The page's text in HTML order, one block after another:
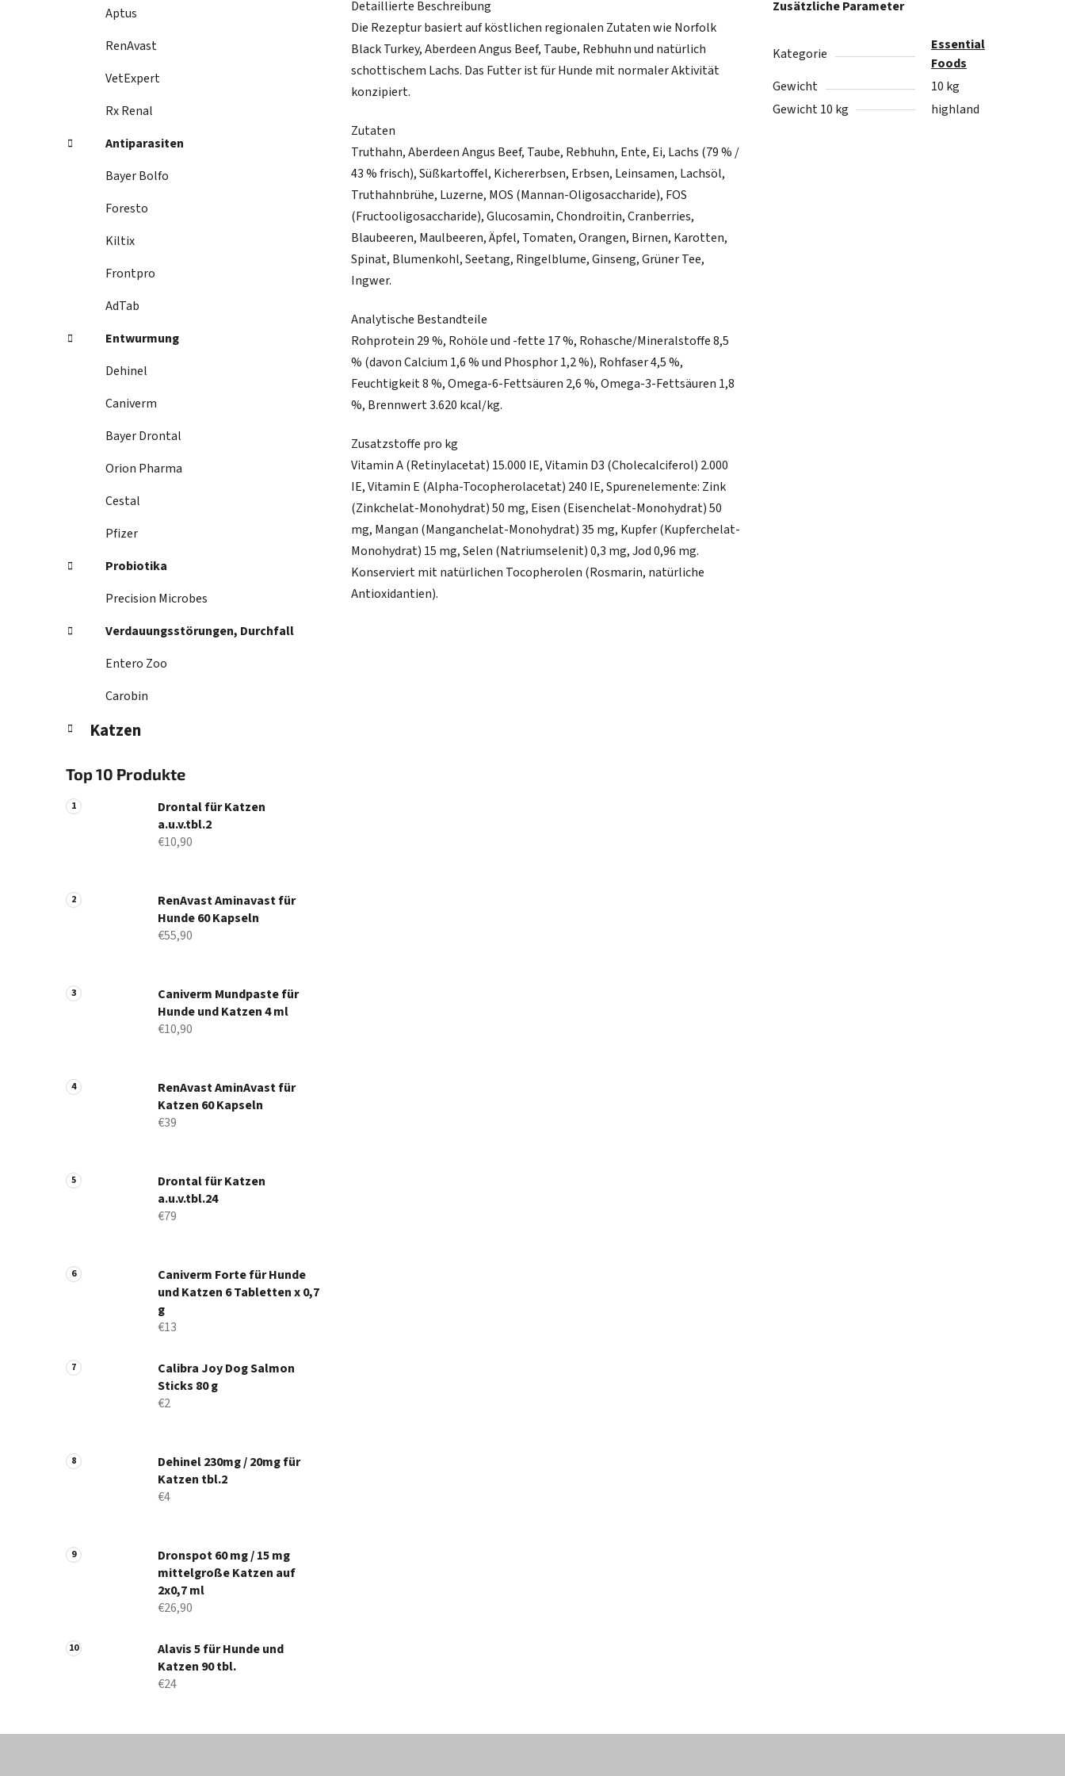
Aptus
RenAvast
VetExpert
Rx Renal
Antiparasiten
Bayer Bolfo
Foresto
Kiltix
Frontpro
AdTab
Entwurmung
Dehinel
Caniverm
Bayer Drontal
Orion Pharma
Cestal
Pfizer
Probiotika
Precision Microbes
Verdauungsstörungen, Durchfall
Entero Zoo
Carobin
Katzen
Top 10 Produkte
Drontal für Katzen
a.u.v.tbl.2
€10,90
RenAvast Aminavast für
Hunde 60 Kapseln
€55,90
Caniverm Mundpaste für
Hunde und Katzen 4 ml
€10,90
RenAvast AminAvast für
Katzen 60 Kapseln
€39
Drontal für Katzen
a.u.v.tbl.24
€79
Caniverm Forte für Hunde
und Katzen 6 Tabletten x 0,7
g
€13
Calibra Joy Dog Salmon
Sticks 80 g
€2
Dehinel 230mg / 20mg für
Katzen tbl.2
€4
Dronspot 60 mg / 15 mg
mittelgroße Katzen auf
2x0,7 ml
€26,90
Alavis 5 für Hunde und
Katzen 90 tbl.
€24
Detaillierte Beschreibung
Die Rezeptur basiert auf köstlichen regionalen Zutaten wie Norfolk
Black Turkey, Aberdeen Angus Beef, Taube, Rebhuhn und natürlich
schottischem Lachs. Das Futter ist für Hunde mit normaler Aktivität
konzipiert.
Zutaten
Truthahn, Aberdeen Angus Beef, Taube, Rebhuhn, Ente, Ei, Lachs (79 % /
43 % frisch), Süßkartoffel, Kichererbsen, Erbsen, Leinsamen, Lachsöl,
Truthahnbrühe, Luzerne, MOS (Mannan-Oligosaccharide), FOS
(Fructooligosaccharide), Glucosamin, Chondroitin, Cranberries,
Blaubeeren, Maulbeeren, Äpfel, Tomaten, Orangen, Birnen, Karotten,
Spinat, Blumenkohl, Seetang, Ringelblume, Ginseng, Grüner Tee,
Ingwer.
Analytische Bestandteile
Rohprotein 29 %, Rohöle und -fette 17 %, Rohasche/Mineralstoffe 8,5
% (davon Calcium 1,6 % und Phosphor 1,2 %), Rohfaser 4,5 %,
Feuchtigkeit 8 %, Omega-6-Fettsäuren 2,6 %, Omega-3-Fettsäuren 1,8
%, Brennwert 3.620 kcal/kg.
Zusatzstoffe pro kg
Vitamin A (Retinylacetat) 15.000 IE, Vitamin D3 (Cholecalciferol) 2.000
IE, Vitamin E (Alpha-Tocopherolacetat) 240 IE, Spurenelemente: Zink
(Zinkchelat-Monohydrat) 50 mg, Eisen (Eisenchelat-Monohydrat) 50
mg, Mangan (Manganchelat-Monohydrat) 35 mg, Kupfer (Kupferchelat-
Monohydrat) 15 mg, Selen (Natriumselenit) 0,3 mg, Jod 0,96 mg.
Konserviert mit natürlichen Tocopherolen (Rosmarin, natürliche
Antioxidantien).
Zusätzliche Parameter
Kategorie
Essential
Foods
Gewicht
10 kg
Gewicht 10 kg
highland